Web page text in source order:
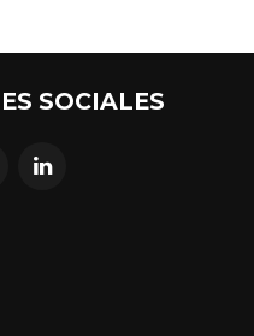
SOCIALES